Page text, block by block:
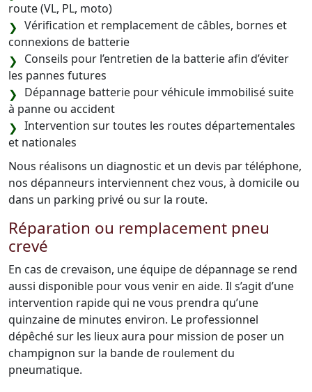
route (VL, PL, moto)
Vérification et remplacement de câbles, bornes et
connexions de batterie
Conseils pour l’entretien de la batterie afin d’éviter
les pannes futures
Dépannage batterie pour véhicule immobilisé suite
à panne ou accident
Intervention sur toutes les routes départementales
et nationales
Nous réalisons un diagnostic et un devis par téléphone,
nos dépanneurs interviennent chez vous, à domicile ou
dans un parking privé ou sur la route.
Réparation ou remplacement pneu
crevé
En cas de crevaison, une équipe de dépannage se rend
aussi disponible pour vous venir en aide. Il s’agit d’une
intervention rapide qui ne vous prendra qu’une
quinzaine de minutes environ. Le professionnel
dépêché sur les lieux aura pour mission de poser un
champignon sur la bande de roulement du
pneumatique.